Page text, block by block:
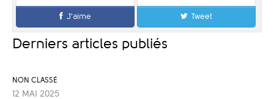
J'aime Tweet
Derniers articles publiés
NON CLASSÉ
12 MAI 2025